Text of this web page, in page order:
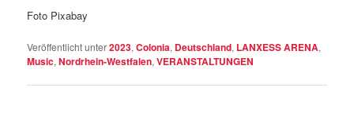
Foto Pixabay
Veröffentlicht unter2023,Colonia, Deutschland, LANXESS ARENA,
Music,Nordrhein-Westfalen,VERANSTALTUNGEN